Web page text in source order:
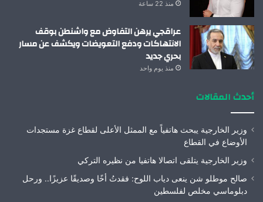
منذ 22 ساعة
عراقجي يرهن التفاوض مع واشنطن بوقف
الانتهاكات ودفع التعويضات ويكشف عن مسار
بحري جديد
منذ يوم واحد
أحدث المقالات
وزير الخارجية يبحث هاتفياً مع الممثل الأعلى لقطاع غزة مستجدات
الأوضاع في القطاع
وزير الخارجية يتلقى اتصالا هاتفيا من نظيره التركي
صالح موطلو شن ينعى دياب اللوح: فقدتُ أخًا وصديقًا عزيزًا.. ورحل
دبلوماسي مخلص لفلسطين